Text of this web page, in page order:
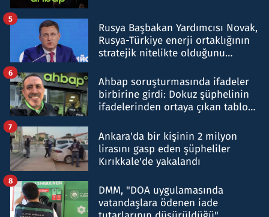
Rusya Başbakan Yardımcısı Novak,
Rusya-Türkiye enerji ortaklığının
stratejik nitelikte olduğunu
5
Ahbap soruşturmasında ifadeler
birbirine girdi: Dokuz şüphelinin
ifadelerinden ortaya çıkan tablo
6
Ankara'da bir kişinin 2 milyon
lirasını gasp eden şüpheliler
Kırıkkale'de yakalandı
7
DMM, "DOA uygulamasında
vatandaşlara ödenen iade
8